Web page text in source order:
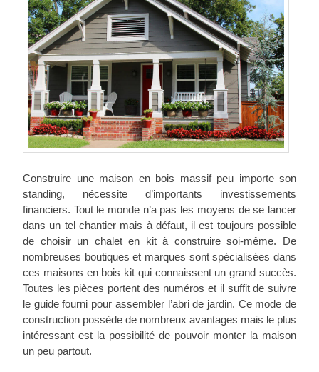
Construire une maison en bois massif peu importe son
standing, nécessite d’importants investissements
financiers. Tout le monde n’a pas les moyens de se lancer
dans un tel chantier mais à défaut, il est toujours possible
de choisir un chalet en kit à construire soi-même. De
nombreuses boutiques et marques sont spécialisées dans
ces maisons en bois kit qui connaissent un grand succès.
Toutes les pièces portent des numéros et il suffit de suivre
le guide fourni pour assembler l’abri de jardin. Ce mode de
construction possède de nombreux avantages mais le plus
intéressant est la possibilité de pouvoir monter la maison
un peu partout.